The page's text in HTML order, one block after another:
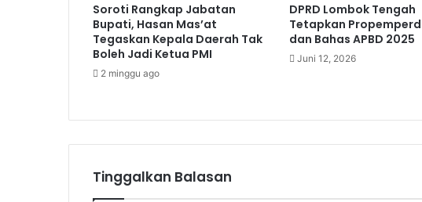
Soroti Rangkap Jabatan
Bupati, Hasan Mas’at
Tegaskan Kepala Daerah Tak
Boleh Jadi Ketua PMI
2 minggu ago
DPRD Lombok Tengah
Tetapkan
dan Bahas APBD 2025
Juni 12, 2026
Tinggalkan Balasan